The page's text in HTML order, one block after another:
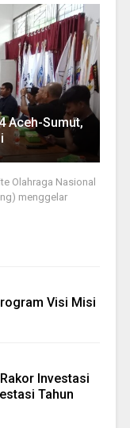
Aceh-Sumut,
Olahraga Nasional
menggelar
Visi Misi
Investasi
Tahun